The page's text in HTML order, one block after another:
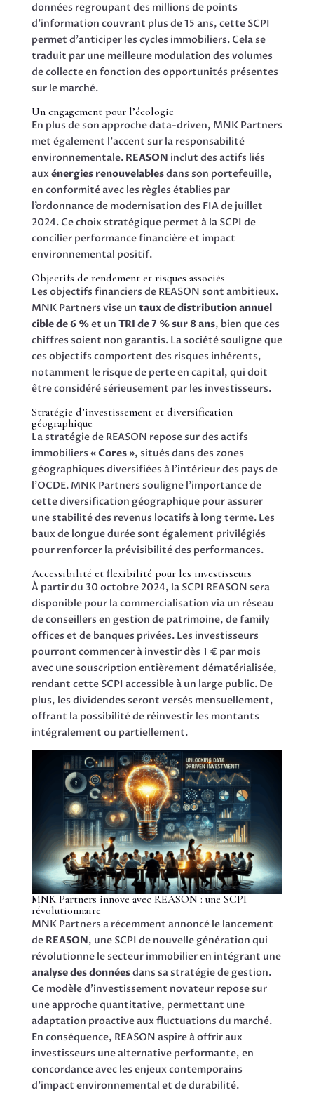
données regroupant des millions de points
d’information couvrant plus de 15 ans, cette SCPI
permet d’anticiper les cycles immobiliers. Cela se
traduit par une meilleure modulation des volumes
de collecte en fonction des opportunités présentes
sur le marché.
Un engagement pour l’écologie
En plus de son approche data-driven, MNK Partners
met également l’accent sur la responsabilité
environnementale. REASON inclut des actifs liés
auxénergies renouvelablesdans son portefeuille,
en conformité avec les règles établies par
l’ordonnance de modernisation des FIA de juillet
2024. Ce choix stratégique permet à la SCPI de
concilier performance financière et impact
environnemental positif.
Objectifs de rendement et risques associés
Les objectifs financiers de REASON sont ambitieux.
MNK Partners vise un taux de distribution annuel
cible de 6 %et un TRI de 7 % sur 8 ans, bien que ces
chiffres soient non garantis. La société souligne que
ces objectifs comportent des risques inhérents,
notamment le risque de perte en capital, qui doit
être considéré sérieusement par les investisseurs.
Stratégie d’investissement et diversification
géographique
La stratégie de REASON repose sur des actifs
immobiliers « Cores », situés dans des zones
géographiques diversifiées à l’intérieur des pays de
l’OCDE. MNK Partners souligne l’importance de
cette diversification géographique pour assurer
une stabilité des revenus locatifs à long terme. Les
baux de longue durée sont également privilégiés
pour renforcer la prévisibilité des performances.
Accessibilité et flexibilité pour les investisseurs
À partir du 30 octobre 2024, la SCPI REASON sera
disponible pour la commercialisation via un réseau
de conseillers en gestion de patrimoine, de family
offices et de banques privées. Les investisseurs
pourront commencer à investir dès 1 € par mois
avec une souscription entièrement dématérialisée,
rendant cette SCPI accessible à un large public. De
plus, les dividendes seront versés mensuellement,
offrant la possibilité de réinvestir les montants
intégralement ou partiellement.
MNK Partners innove avec REASON : une SCPI
révolutionnaire
MNK Partners a récemment annoncé le lancement
de REASON, une SCPI de nouvelle génération qui
révolutionne le secteur immobilier en intégrant une
analyse des donnéesdans sa stratégie de gestion.
Ce modèle d’investissement novateur repose sur
une approche quantitative, permettant une
adaptation proactive aux fluctuations du marché.
En conséquence, REASON aspire à offrir aux
investisseurs une alternative performante, en
concordance avec les enjeux contemporains
d’impact environnemental et de durabilité.